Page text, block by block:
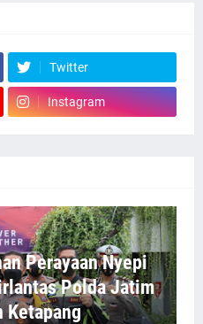
Twitter
Instagram
Perayaan Nyepi
Polda Jatim
Ketapang